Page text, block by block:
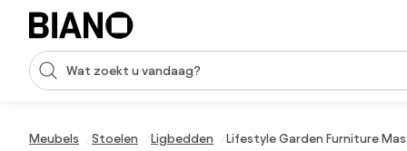
Navigatie overslaan, naar inhoud springen
Zoekopdracht invoeren
Meubels Stoelen Ligbedden Lifestyle Garden Furniture